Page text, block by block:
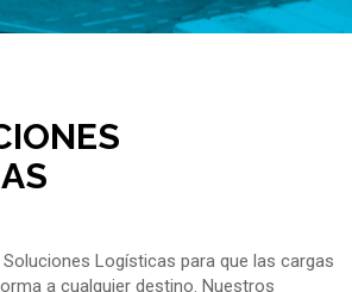
Logísticas para que las cargas
a cualquier destino. Nuestros